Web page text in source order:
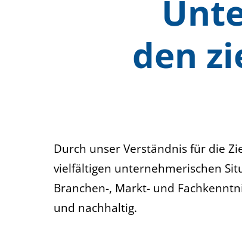
den
Durch unser Verständnis für die
vielfältigen unternehmerischen
Branchen-, Markt- und
und nachhaltig.